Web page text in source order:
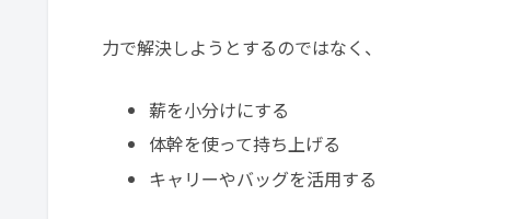
力で解決しようとするのではなく、
薪を小分けにする
体幹を使って持ち上げる
キャリーやバッグを活用する